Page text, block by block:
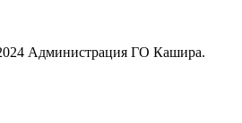
Администрация ГО Кашира.